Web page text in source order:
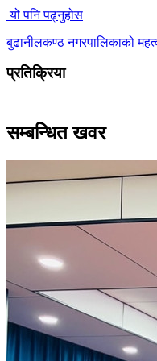
यो पनि पढ्नुहोस
बुढानीलकण्ठ नगरपालिकाको
प्रतिक्रिया
सम्बन्धित खवर